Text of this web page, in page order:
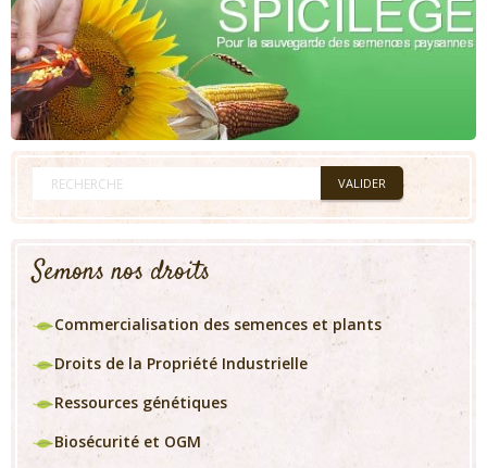
Semons nos droits
Commercialisation des semences et plants
Droits de la Propriété Industrielle
Ressources génétiques
Biosécurité et OGM